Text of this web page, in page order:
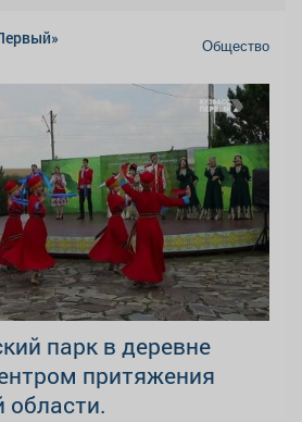
Общество
парк в деревне
притяжения
области.